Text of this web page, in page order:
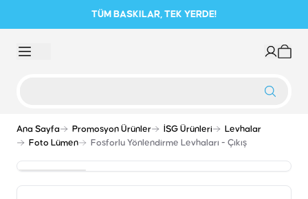
TÜM BASKILAR, TEK YERDE!
Ana Sayfa Promosyon Ürünler İSG Ürünleri
Levhalar
Foto Lümen
Fosforlu Yönlendirme Levhaları - Çıkış